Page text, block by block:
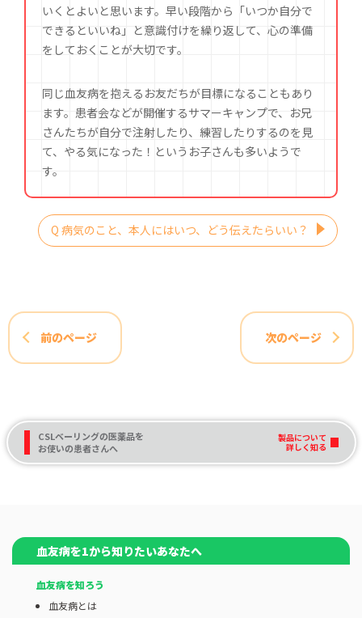
いくとよいと思います。早い段階から「いつか自分で
できるといいね」と意識付けを繰り返して、心の準備
をしておくことが大切です。
同じ血友病を抱えるお友だちが目標になることもあり
ます。患者会などが開催するサマーキャンプで、お兄
さんたちが自分で注射したり、練習したりするのを見
て、やる気になった！というお子さんも多いようで
す。
Q 病気のこと、本人にはいつ、どう伝えたらいい？
前のページ 次のページ
CSLベーリングの医薬品を
お使いの患者さんへ
製品について
詳しく知る
血友病を1から知りたいあなたへ
血友病を知ろう
血友病とは